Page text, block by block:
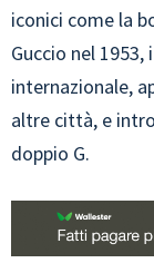
iconici come la
Guccio nel
internazionale,
altre città, e
doppio G.